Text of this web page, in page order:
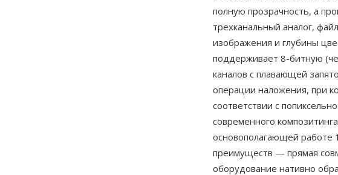
полную прозрачность, а
трехканальный аналог,
изображения и глубины
поддерживает 8-битную
каналов с плавающей
операции наложения, при
соответствии с
современного
основополагающей работе
преимуществ — прямая
оборудование нативно